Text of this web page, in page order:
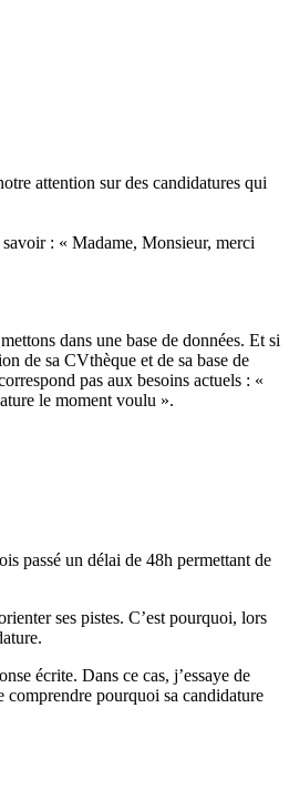
attention sur des candidatures qui
: « Madame, Monsieur, merci
dans une base de données. Et si
de sa CVthèque et de sa base de
pas aux besoins actuels : «
le moment voulu ».
passé un délai de 48h permettant de
ses pistes. C’est pourquoi, lors
écrite. Dans ce cas, j’essaye de
comprendre pourquoi sa candidature